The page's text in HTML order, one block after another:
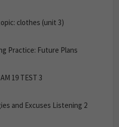
clothes (unit 3)
Practice: Future Plans
19 TEST 3
and Excuses Listening 2